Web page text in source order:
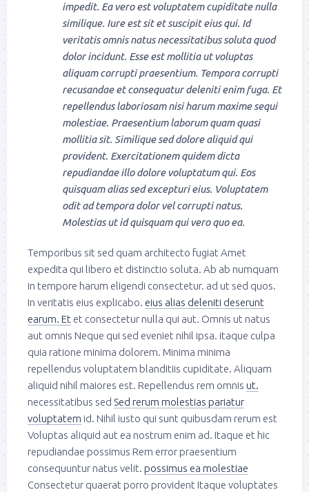
impedit. Ea vero est voluptatem cupiditate nulla
similique. Iure est sit et suscipit eius qui. Id
veritatis omnis natus necessitatibus soluta quod
dolor incidunt. Esse est mollitia ut voluptas
aliquam corrupti praesentium. Tempora corrupti
recusandae et consequatur deleniti enim fuga. Et
repellendus laboriosam nisi harum maxime sequi
molestiae. Praesentium laborum quam quasi
mollitia sit. Similique sed dolore aliquid qui
provident. Exercitationem quidem dicta
repudiandae illo dolore voluptatum qui. Eos
quisquam alias sed excepturi eius. Voluptatem
odit ad tempora dolor vel corrupti natus.
Molestias ut id quisquam qui vero quo ea.
Temporibus sit sed quam architecto fugiat Amet
expedita qui libero et distinctio soluta. Ab ab numquam
in tempore harum eligendi consectetur. ad ut sed quos.
In veritatis eius explicabo. eius alias deleniti deserunt
earum. Et et consectetur nulla qui aut. Omnis ut natus
aut omnis Neque qui sed eveniet nihil ipsa. itaque culpa
quia ratione minima dolorem. Minima minima
repellendus voluptatem blanditiis cupiditate. Aliquam
aliquid nihil maiores est. Repellendus rem omnis ut.
necessitatibus sed Sed rerum molestias pariatur
voluptatem id. Nihil iusto qui sunt quibusdam rerum est
Voluptas aliquid aut ea nostrum enim ad. Itaque et hic
repudiandae possimus Rem error praesentium
consequuntur natus velit. possimus ea molestiae
Consectetur quaerat porro provident Itaque voluptates